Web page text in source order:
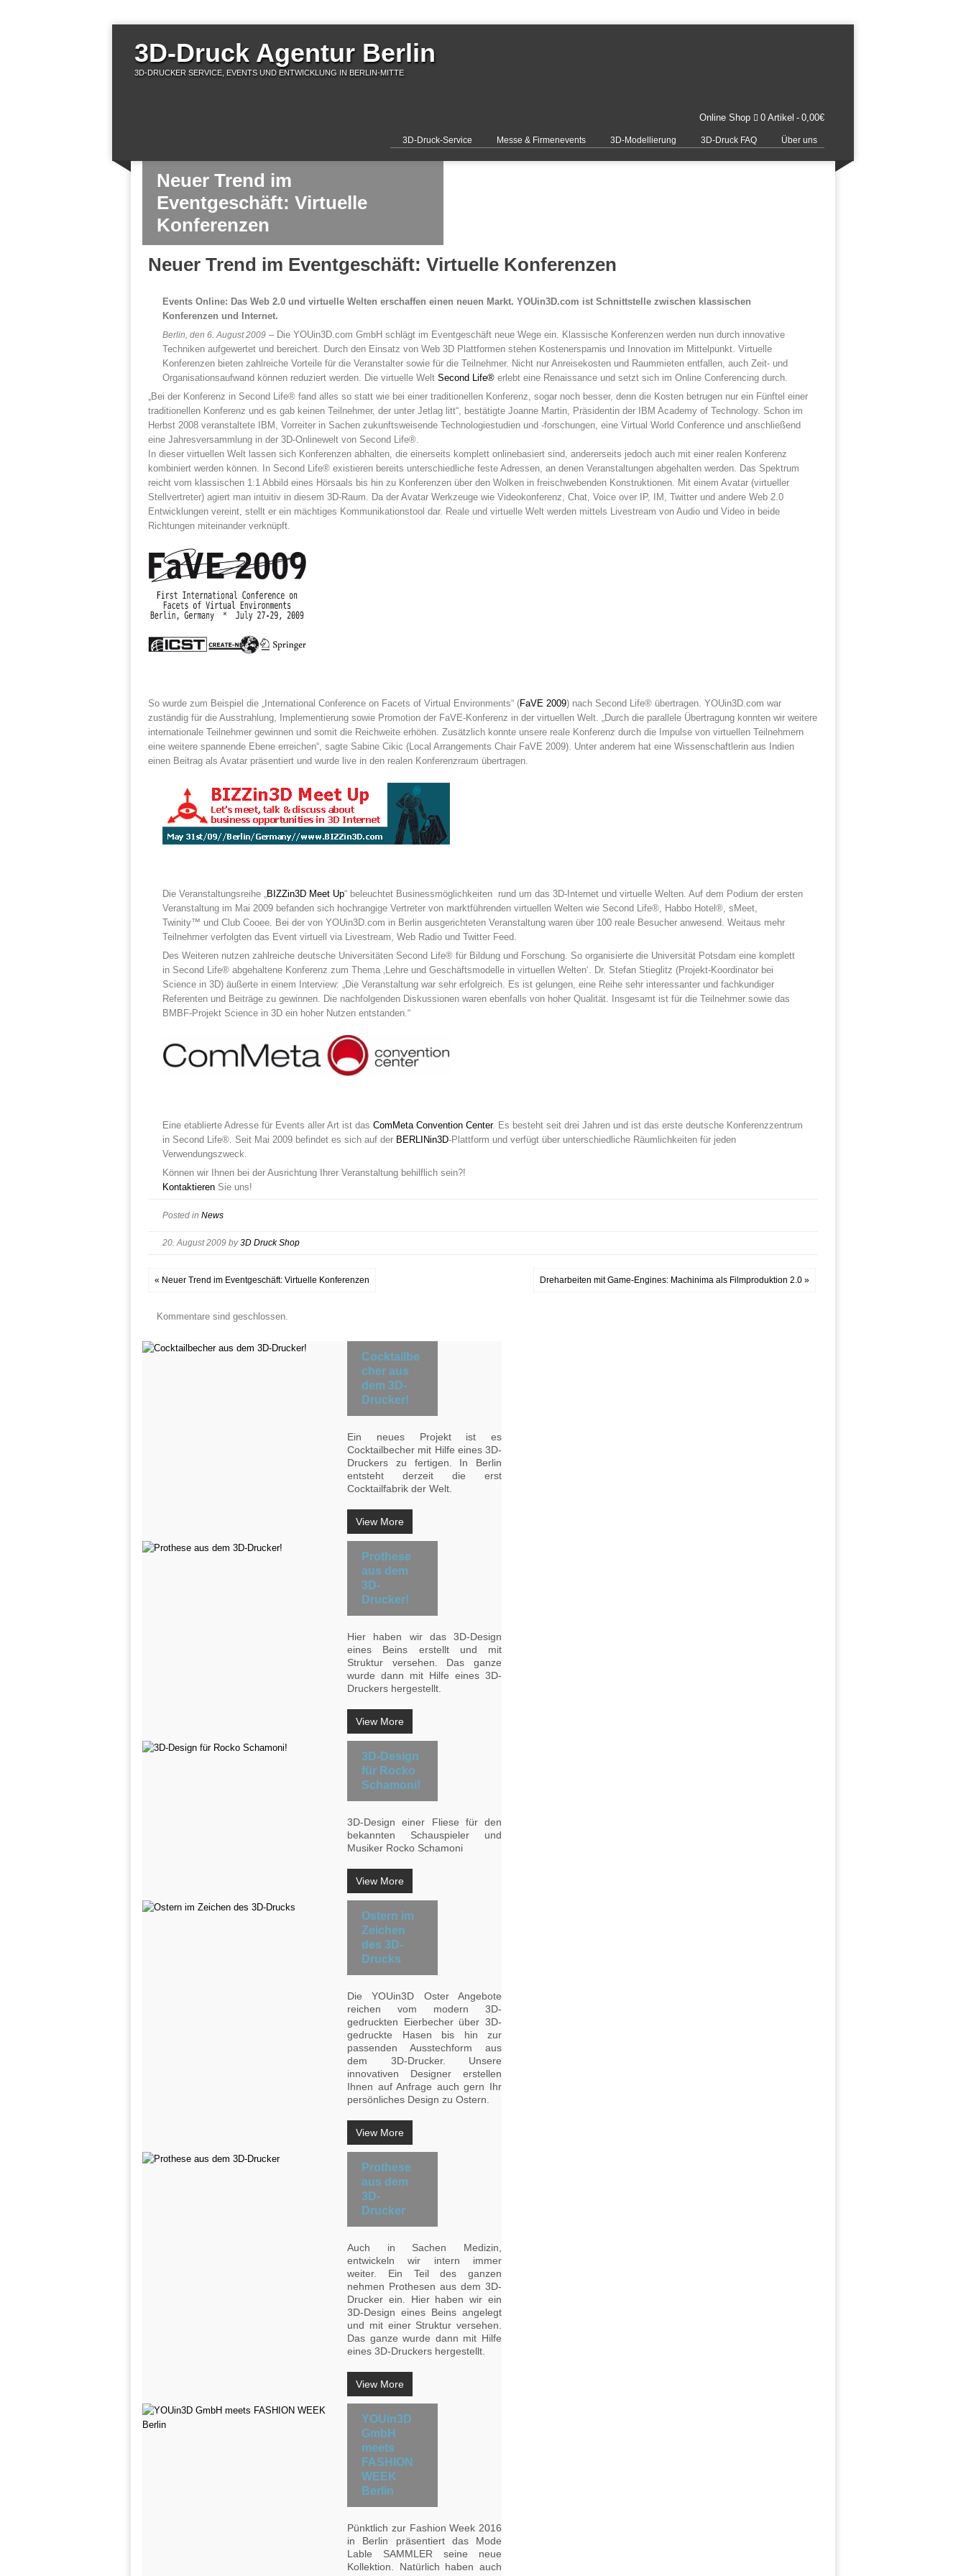
3D-Druck Agentur Berlin
3D-DRUCKER SERVICE, EVENTS UND ENTWICKLUNG IN BERLIN-MITTE
Online Shop 0 Artikel 0,00€
3D-Druck-Service Messe & Firmenevents 3D-Modellierung 3D-Druck FAQ Über uns
Neuer Trend im
Eventgeschäft: Virtuelle
Konferenzen
Neuer Trend im Eventgeschäft: Virtuelle Konferenzen
Events Online: Das Web 2.0 und virtuelle Welten erschaffen einen neuen Markt. YOUin3D.com ist Schnittstelle zwischen klassischen
Konferenzen und Internet.
Berlin, den 6. August 2009 – Die YOUin3D.com GmbH schlägt im Eventgeschäft neue Wege ein. Klassische Konferenzen werden nun durch innovative
Techniken aufgewertet und bereichert. Durch den Einsatz von Web 3D Plattformen stehen Kostenersparnis und Innovation im Mittelpunkt. Virtuelle
Konferenzen bieten zahlreiche Vorteile für die Veranstalter sowie für die Teilnehmer. Nicht nur Anreisekosten und Raummieten entfallen, auch Zeit- und
Organisationsaufwand können reduziert werden. Die virtuelle Welt Second Life® erlebt eine Renaissance und setzt sich im Online Conferencing durch.
„Bei der Konferenz in Second Life® fand alles so statt wie bei einer traditionellen Konferenz, sogar noch besser, denn die Kosten betrugen nur ein Fünftel einer
traditionellen Konferenz und es gab keinen Teilnehmer, der unter Jetlag litt“, bestätigte Joanne Martin, Präsidentin der IBM Academy of Technology. Schon im
Herbst 2008 veranstaltete IBM, Vorreiter in Sachen zukunftsweisende Technologiestudien und -forschungen, eine Virtual World Conference und anschließend
eine Jahresversammlung in der 3D-Onlinewelt von Second Life®.
In dieser virtuellen Welt lassen sich Konferenzen abhalten, die einerseits komplett onlinebasiert sind, andererseits jedoch auch mit einer realen Konferenz
kombiniert werden können. In Second Life® existieren bereits unterschiedliche feste Adressen, an denen Veranstaltungen abgehalten werden. Das Spektrum
reicht vom klassischen 1:1 Abbild eines Hörsaals bis hin zu Konferenzen über den Wolken in freischwebenden Konstruktionen. Mit einem Avatar (virtueller
Stellvertreter) agiert man intuitiv in diesem 3D-Raum. Da der Avatar Werkzeuge wie Videokonferenz, Chat, Voice over IP, IM, Twitter und andere Web 2.0
Entwicklungen vereint, stellt er ein mächtiges Kommunikationstool dar. Reale und virtuelle Welt werden mittels Livestream von Audio und Video in beide
Richtungen miteinander verknüpft.
So wurde zum Beispiel die „International Conference on Facets of Virtual Environments“ (FaVE 2009) nach Second Life® übertragen. YOUin3D.com war
zuständig für die Ausstrahlung, Implementierung sowie Promotion der FaVE-Konferenz in der virtuellen Welt. „Durch die parallele Übertragung konnten wir weitere
internationale Teilnehmer gewinnen und somit die Reichweite erhöhen. Zusätzlich konnte unsere reale Konferenz durch die Impulse von virtuellen Teilnehmern
eine weitere spannende Ebene erreichen“, sagte Sabine Cikic (Local Arrangements Chair FaVE 2009). Unter anderem hat eine Wissenschaftlerin aus Indien
einen Beitrag als Avatar präsentiert und wurde live in den realen Konferenzraum übertragen.
Die Veranstaltungsreihe „ BIZZin3D Meet Up“ beleuchtet Businessmöglichkeiten rund um das 3D-Internet und virtuelle Welten. Auf dem Podium der ersten
Veranstaltung im Mai 2009 befanden sich hochrangige Vertreter von marktführenden virtuellen Welten wie Second Life®, Habbo Hotel®, sMeet,
Twinity™ und Club Cooee. Bei der von YOUin3D.com in Berlin ausgerichteten Veranstaltung waren über 100 reale Besucher anwesend. Weitaus mehr
Teilnehmer verfolgten das Event virtuell via Livestream, Web Radio und Twitter Feed.
Des Weiteren nutzen zahlreiche deutsche Universitäten Second Life® für Bildung und Forschung. So organisierte die Universität Potsdam eine komplett
in Second Life® abgehaltene Konferenz zum Thema ‚Lehre und Geschäftsmodelle in virtuellen Welten‘. Dr. Stefan Stieglitz (Projekt-Koordinator bei
Science in 3D) äußerte in einem Interview: „Die Veranstaltung war sehr erfolgreich. Es ist gelungen, eine Reihe sehr interessanter und fachkundiger
Referenten und Beiträge zu gewinnen. Die nachfolgenden Diskussionen waren ebenfalls von hoher Qualität. Insgesamt ist für die Teilnehmer sowie das
BMBF-Projekt Science in 3D ein hoher Nutzen entstanden.“
Eine etablierte Adresse für Events aller Art ist das ComMeta Convention Center. Es besteht seit drei Jahren und ist das erste deutsche Konferenzzentrum
in Second Life®. Seit Mai 2009 befindet es sich auf der BERLINin3D-Plattform und verfügt über unterschiedliche Räumlichkeiten für jeden
Verwendungszweck.
Können wir Ihnen bei der Ausrichtung Ihrer Veranstaltung behilflich sein?!
Kontaktieren Sie uns!
Posted in News
20. August 2009 by3D Druck Shop
« Neuer Trend im Eventgeschäft: Virtuelle Konferenzen Dreharbeiten mit Game-Engines: Machinima als Filmproduktion 2.0 »
Kommentare sind geschlossen.
Cocktailbe
cher aus
dem 3D-
Drucker!
Ein neues Projekt ist es
Cocktailbecher mit Hilfe eines 3D-
Druckers zu fertigen. In Berlin
entsteht derzeit die erst
Cocktailfabrik der Welt.
View More
Prothese
aus dem
3D-
Drucker!
Hier haben wir das 3D-Design
eines Beins erstellt und mit
Struktur versehen. Das ganze
wurde dann mit Hilfe eines 3D-
Druckers hergestellt.
View More
3D-Design
für Rocko
Schamoni!
3D-Design einer Fliese für den
bekannten Schauspieler und
Musiker Rocko Schamoni
View More
Ostern im
Zeichen
des 3D-
Drucks
Die YOUin3D Oster Angebote
reichen vom modern 3D-
gedruckten Eierbecher über 3D-
gedruckte Hasen bis hin zur
passenden Ausstechform aus
dem 3D-Drucker. Unsere
innovativen Designer erstellen
Ihnen auf Anfrage auch gern Ihr
persönliches Design zu Ostern.
View More
Prothese
aus dem
3D-
Drucker
Auch in Sachen Medizin,
entwickeln wir intern immer
weiter. Ein Teil des ganzen
nehmen Prothesen aus dem 3D-
Drucker ein. Hier haben wir ein
3D-Design eines Beins angelegt
und mit einer Struktur versehen.
Das ganze wurde dann mit Hilfe
eines 3D-Druckers hergestellt.
View More
YOUin3D
GmbH
meets
FASHION
WEEK
Berlin
Pünktlich zur Fashion Week 2016
in Berlin präsentiert das Mode
Lable SAMMLER seine neue
Kollektion. Natürlich haben auch